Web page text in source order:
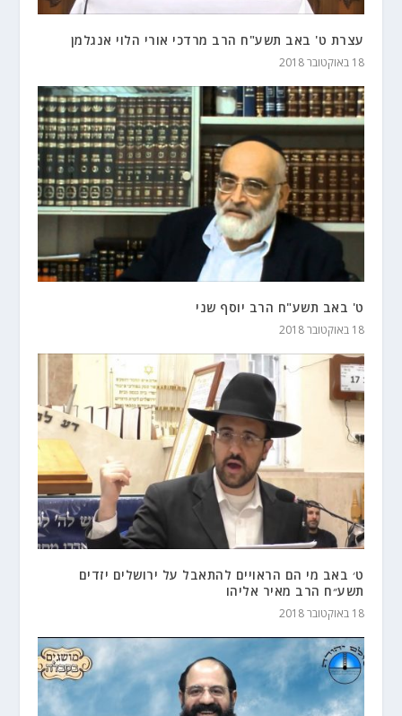
עצרת ט' באב תשע"ח הרב מרדכי אורי הלוי אנגלמן
18 באוקטובר 2018
ט' באב תשע"ח הרב יוסף שני
18 באוקטובר 2018
ט׳ באב מי הם הראויים להתאבל על ירושלים יזדים
תשע״ח הרב מאיר אליהו
18 באוקטובר 2018